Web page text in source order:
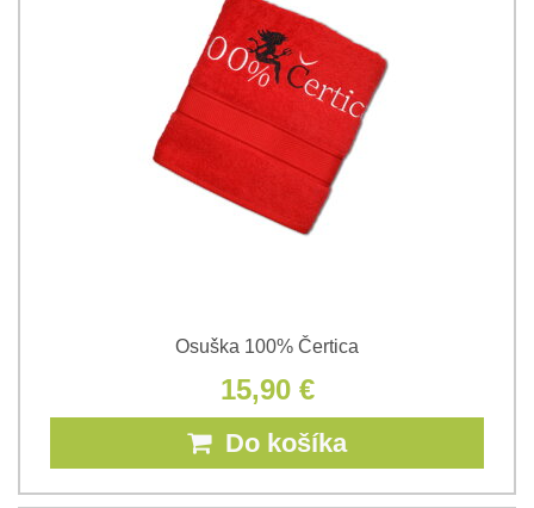
Osuška 100% Čertica
15,90 €
Do košíka